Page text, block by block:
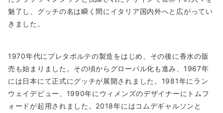
魅了し、グッチの名は瞬く間にイタリア国内外へと広がってい
きました。
1970年代にプレタポルテの製造をはじめ、その後に香水の販
売も始まりました。その頃からグローバル化も進み、1967年
には日本にて正式にグッチが展開されました。1981年にラン
ウェイデビュー、1990年にウィメンズのデザイナーにトムフ
ォードが起用されました。2018年にはコムデギャルソンと